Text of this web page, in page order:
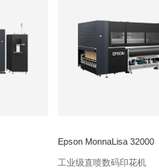
Epson MonnaLisa 32000
工业级直喷数码印花机